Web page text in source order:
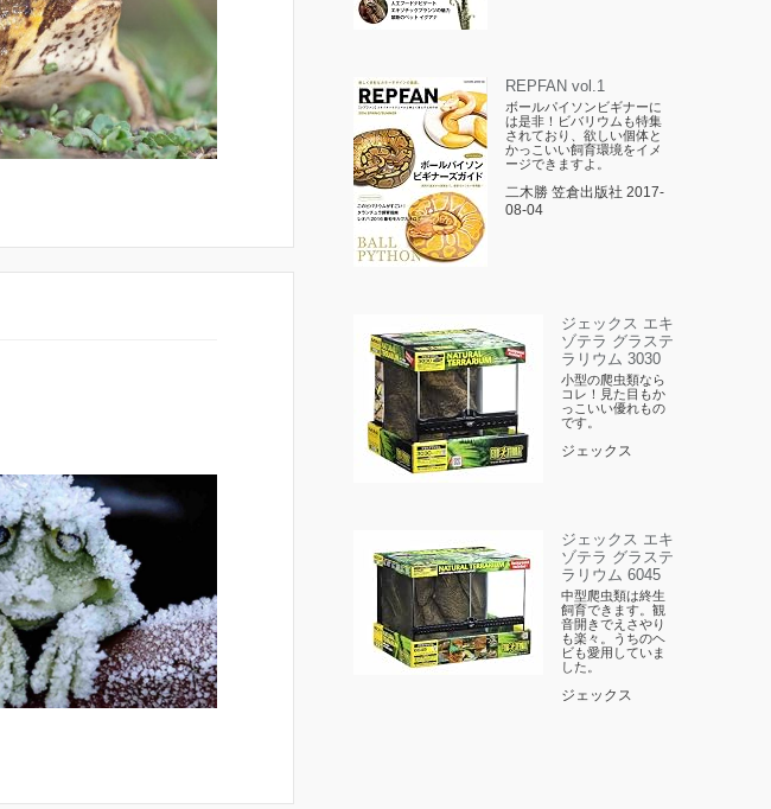
REPFAN vol.1
ボールパイソンビギナーに
は是非！ビバリウムも特集
されており、欲しい個体と
かっこいい飼育環境をイメ
ージできますよ。
二木勝 笠倉出版社 2017-
08-04
ジェックス エキ
ゾテラ グラステ
ラリウム 3030
小型の爬虫類なら
コレ！見た目もか
っこいい優れもの
です。
ジェックス
ジェックス エキ
ゾテラ グラステ
ラリウム 6045
中型爬虫類は終生
飼育できます。観
音開きでえさやり
も楽々。うちのヘ
ビも愛用していま
した。
ジェックス